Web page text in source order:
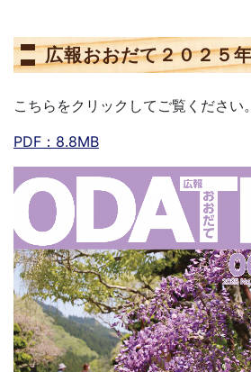
広報おおだて２０２５
こちらをクリックしてご覧ください。
PDF：8.8MB